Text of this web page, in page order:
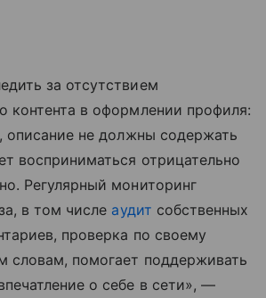
за отсутствием
контента в оформлении профиля:
описание не должны содержать
восприниматься отрицательно
Регулярный мониторинг
в том числе аудит собственных
проверка по своему
словам, помогает поддерживать
о себе в сети», —